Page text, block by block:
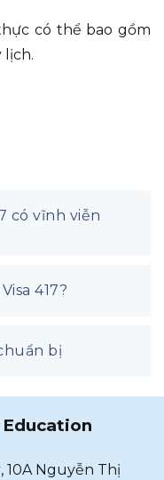
có thể bao gồm
lịch.
có vĩnh viễn
417?
bị
Education
10A Nguyễn Thị